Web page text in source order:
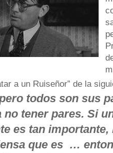
a un Ruiseñor” de la
todos son sus
tener pares. Si
es tan
que es …